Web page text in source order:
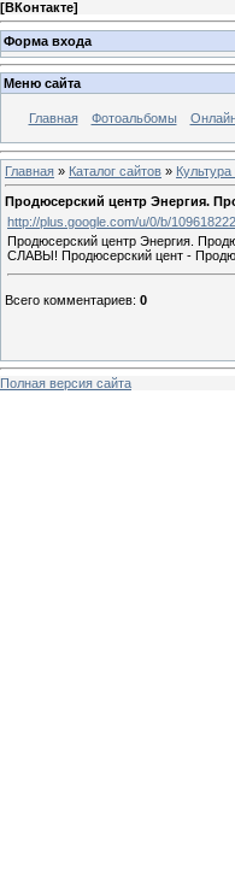
[ВКонтакте]
Форма входа
Меню сайта
Главная Фотоальбомы
Главная » Каталог сайтов »
Продюсерский центр Энергия.
http://plus.google.com/u/0/b/
Продюсерский центр Энергия.
СЛАВЫ! Продюсерский цент -
Всего комментариев: 0
Полная версия сайта